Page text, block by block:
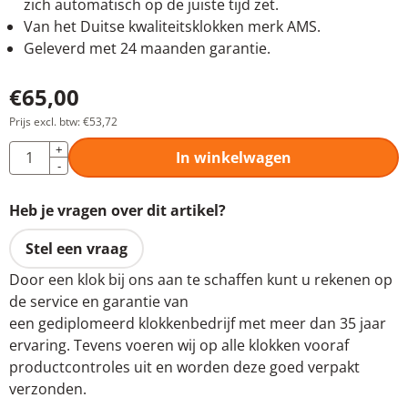
zich automatisch op de juiste tijd zet.
Van het Duitse kwaliteitsklokken merk AMS.
Geleverd met 24 maanden garantie.
€65,00
Prijs excl. btw:€53,72
Aantal
+
-
In winkelwagen
Heb je vragen over dit artikel?
Stel een vraag
Door een klok bij ons aan te schaffen kunt u rekenen op
de service en garantie van
een gediplomeerd klokkenbedrijf met meer dan 35 jaar
ervaring. Tevens voeren wij op alle klokken vooraf
productcontroles uit en worden deze goed verpakt
verzonden.